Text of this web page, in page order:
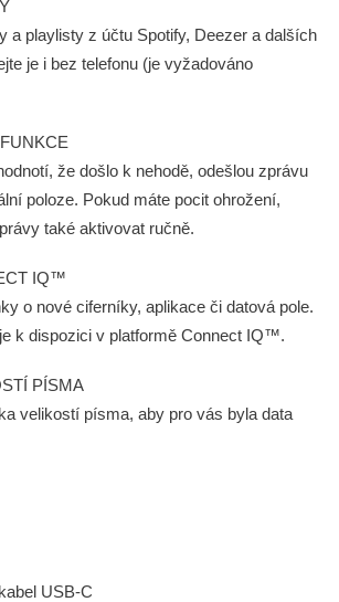
a playlisty z účtu Spotify, Deezer a dalších
je i bez telefonu (je vyžadováno
že došlo k nehodě, odešlou zprávu
poloze. Pokud máte pocit ohrožení,
také aktivovat ručně.
IQ™
o nové ciferníky, aplikace či datová pole.
k dispozici v platformě Connect IQ™.
PÍSMA
velikostí písma, aby pro vás byla data
USB-C